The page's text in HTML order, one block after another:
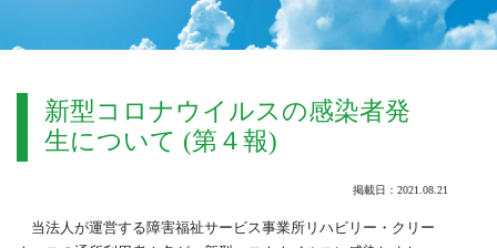
新型コロナウイルスの感染者発
生について (第４報)
掲載日：2021.08.21
当法人が運営する障害福祉サービス事業所リハビリー・クリー